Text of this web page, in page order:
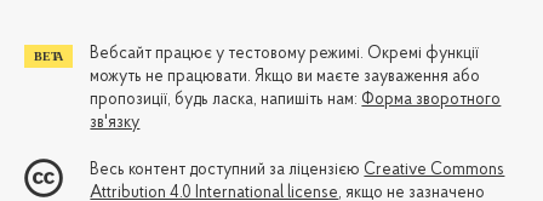
Вебсайт працює у тестовому режимі. Окремі функції
можуть не працювати. Якщо ви маєте зауваження або
пропозиції, будь ласка, напишіть нам: Форма зворотного
зв'язку
Весь контент доступний за ліцензією Creative Commons
Attribution 4.0 International license, якщо не зазначено